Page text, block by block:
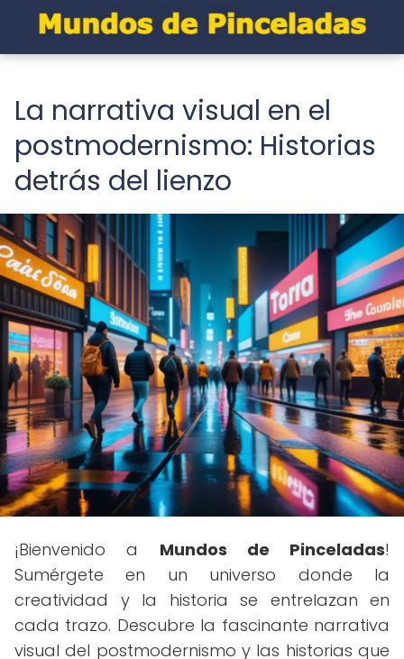
La narrativa visual en el
postmodernismo: Historias
detrás del lienzo
¡Bienvenido a Mundos de Pinceladas!
Sumérgete en un universo donde la
creatividad y la historia se entrelazan en
cada trazo. Descubre la fascinante narrativa
visual del postmodernismo y las historias que